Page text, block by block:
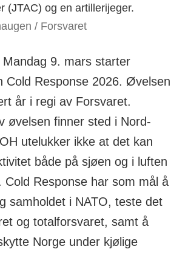
(JTAC) og en artillerijeger.
/ Forsvaret
Mandag 9. mars starter
Cold Response 2026. Øvelsen
år i regi av Forsvaret.
øvelsen finner sted i Nord-
utelukker ikke at det kan
både på sjøen og i luften
Cold Response har som mål å
samholdet i NATO, teste det
og totalforsvaret, samt å
Norge under kjølige